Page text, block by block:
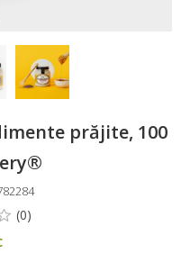
prăjite, 100